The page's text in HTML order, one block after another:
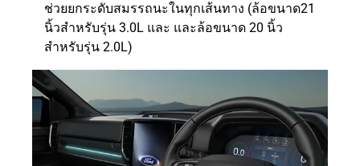
ช่วยยกระดับสมรรถนะในทุกเส้นทาง (ล้อขนาด21
นิ้วสำหรับรุ่น 3.0L และ และล้อขนาด 20 นิ้ว
สำหรับรุ่น 2.0L)